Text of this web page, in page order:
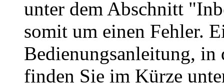
unter dem Abschnitt
somit um einen Fehler.
Bedienungsanleitung, in
finden Sie im Kürze